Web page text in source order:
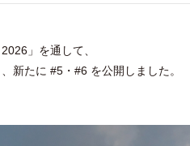
」を通して、
新たに #5・#6 を公開しました。